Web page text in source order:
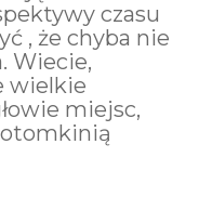
czasu
, że chyba nie
Wiecie,
wielkie
miejsc,